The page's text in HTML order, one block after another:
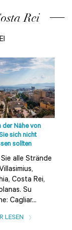
Rei
der Nähe von
sich nicht
sollten
alle Strände
Costa Rei,
Su
Cagliar...
LESEN